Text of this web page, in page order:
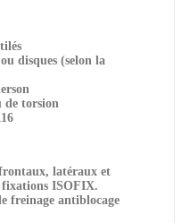
disques (selon la
de torsion
latéraux et
ISOFIX.
freinage antiblocage